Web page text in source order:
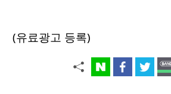
(유료광고 등록)